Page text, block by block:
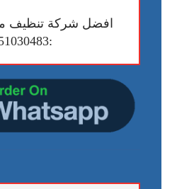
افضل شركة تنظيف
:0551030483